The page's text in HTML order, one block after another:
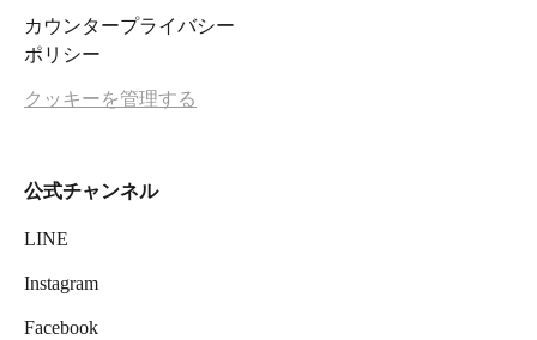
カウンタープライバシー
ポリシー
クッキーを管理する
公式チャンネル
LINE
Instagram
Facebook